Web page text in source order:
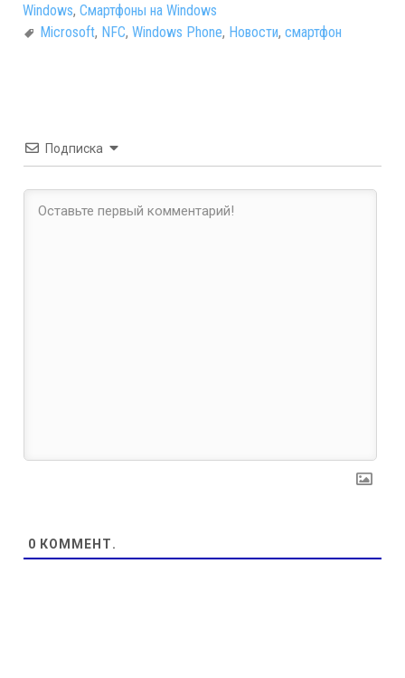
Windows, Смартфоны на Windows
Microsoft, NFC, Windows Phone, Новости, смартфон
Подписка
0 КОММЕНТ.